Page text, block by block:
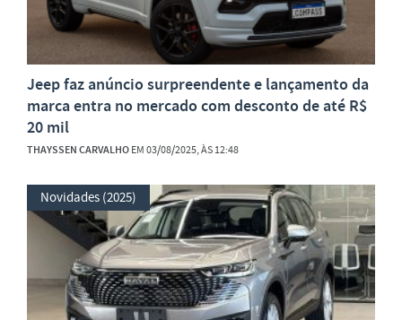
Jeep faz anúncio surpreendente e lançamento da
marca entra no mercado com desconto de até R$
20 mil
THAYSSEN CARVALHOEM 03/08/2025, ÀS 12:48
Novidades (2025)